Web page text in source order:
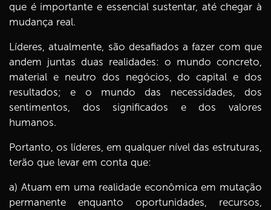
que é importante e essencial sustentar, até chegar à
mudança real.
Líderes, atualmente, são desafiados a fazer com que
andem juntas duas realidades: o mundo concreto,
material e neutro dos negócios, do capital e dos
resultados; e o mundo das necessidades, dos
sentimentos, dos significados e dos valores
humanos.
Portanto, os líderes, em qualquer nível das estruturas,
terão que levar em conta que:
a) Atuam em uma realidade econômica em mutação
permanente enquanto oportunidades, recursos,